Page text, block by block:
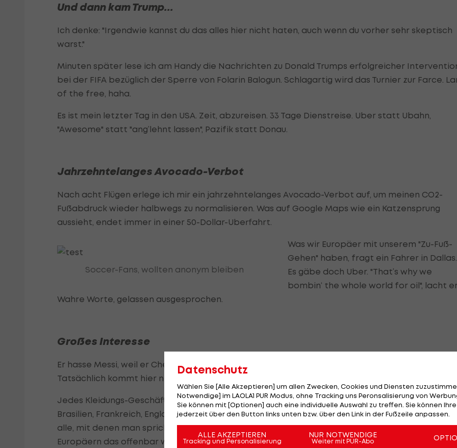
Und dann kam Trump...
Ich denke: "Irgendwie kannst du das alles hier nicht haten, auch wenn du vorher sehr skeptisch
warst."
Minuten später lese ich am Handy die Nachrichten zu Donald Trumps erfolgreicher
bei der FIFA bezüglich der Sperre von Folarin Balogun. Schlagartig wird das Turnier zur Farce.
of the free, haha.
Es ist mein letzter Tag in den USA. Zeit, abzureisen. 33 Tage Dienstreise. Uber statt Ubahn,
"Awesome" statt "ang’lehnt lassen", Pazifik statt Donau.
Jahrzehntelanges Avocado-Verbot
Nach acht Flügen erlege ich mir ein jahrzehntelanges Avocado-Verbot auf, um meinen CO2-
Fußabdruck wieder halbwegs zu normalisieren. Was auf Google Maps wie ein Katzensprung
aussieht, endet immer in einer 50-Dollar-Uberfahrt.
Soccer-Fans, wollten anonym bleiben
Was wir Europäer mit unserem "Zu-Fuß-
Gehen" haben, fragt ein Fahrer in Dallas.
Es gäbe doch Uber. "That’s why we
bombin‘ the whole world for oil", lacht
Wahre Worte, gelassen ausgesprochen.
Großes Interesse
Er hasse Messi, weil er Chelsea-Fan sei, erklärt er. Argumentieren will er das aber nicht.
Tatsächlich kommt hier niemand an der
Jedes Kleidungs-Geschäft hat eine eigene WM-Linie am Start – USA, Mexiko, Kanada,
Brasilien, Frankreich, England. Die Billboards sind voll mit Werbung für Soccer, nein Football. Fast
alle, mit denen man spricht, korrigieren sich auf Football. Die haben verstanden, dass uns
Europäern das offenbar wichtig ist.
Datenschutz
Wählen Sie [Alle Akzeptieren] um allen Zwecken, Cookies und Diensten
Notwendige] im LAOLA1 PUR Modus, ohne Tracking uns Peronsalisierung von
Sie können mit [Optionen] auch eine individuelle Auswahl zu treffen. Sie können
jederzeit über den Button links unten bzw. über den Link in der Fußzeile anpassen.
ALLE AKZEPTIEREN
Tracking und Personalisierung
NUR NOTWENDIGE
Weiter mit PUR-Abo